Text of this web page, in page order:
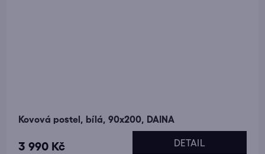
Kovová postel, bílá, 90x200, DAINA
3 990 Kč DETAIL